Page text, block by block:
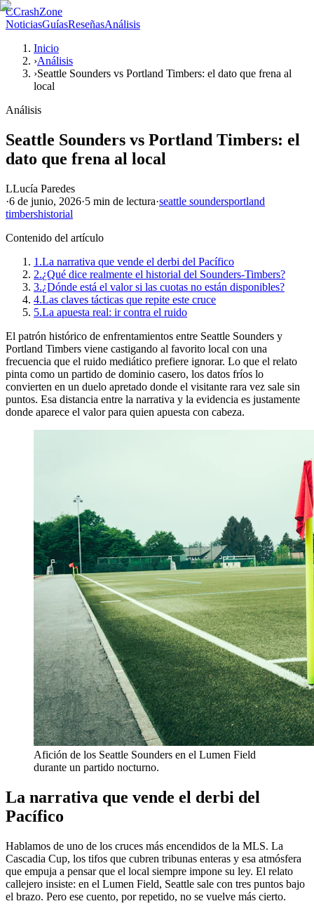
CCrashZone
NoticiasGuíasReseñasAnálisis
Inicio
›Análisis
›Seattle Sounders vs Portland Timbers: el dato que frena al
local
Análisis
Seattle Sounders vs Portland Timbers: el
dato que frena al local
LLucía Paredes
·6 de junio, 2026·5 min de lectura·seattle soundersportland
timbershistorial
Contenido del artículo
1.La narrativa que vende el derbi del Pacífico
2.¿Qué dice realmente el historial del Sounders-Timbers?
3.¿Dónde está el valor si las cuotas no están disponibles?
4.Las claves tácticas que repite este cruce
5.La apuesta real: ir contra el ruido
El patrón histórico de enfrentamientos entre Seattle Sounders y
Portland Timbers viene castigando al favorito local con una
frecuencia que el ruido mediático prefiere ignorar. Lo que el relato
pinta como un partido de dominio casero, los datos fríos lo
convierten en un duelo apretado donde el visitante rara vez sale sin
puntos. Esa distancia entre la narrativa y la evidencia es justamente
donde aparece el valor para quien apuesta con cabeza.
Afición de los Seattle Sounders en el Lumen Field
durante un partido nocturno.
La narrativa que vende el derbi del
Pacífico
Hablamos de uno de los cruces más encendidos de la MLS. La
Cascadia Cup, los tifos que cubren tribunas enteras y esa atmósfera
que empuja a pensar que el local siempre impone su ley. El relato
callejero insiste: en el Lumen Field, Seattle sale con tres puntos bajo
el brazo. Pero ese cuento, por repetido, no se vuelve más cierto.